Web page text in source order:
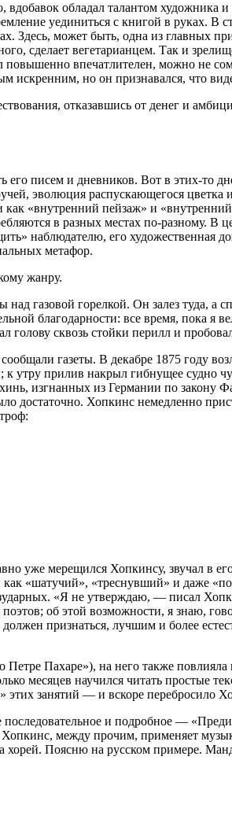
обладал талантом
уединиться с книгой в руках.
Здесь, может быть, одна из главных
сделает вегетарианцем. Так и
впечатлителен, можно не
искренним, но он признавался, что
отказавшись от денег и
писем и дневников. Вот в этих-то
эволюция распускающегося цветка
«внутренний пейзаж» и
в разных местах по-разному. В
наблюдателю, его художественная
метафор.
жанру.
над газовой горелкой. Он залез туда,
благодарности: все время, пока я
сквозь стойки перилл и
газеты. В декабре 1875 году
прилив накрыл гибнущее судно
изгнанных из Германии по закону
достаточно. Хопкинс немедленно
уже мерещился Хопкинсу, звучал в
«шатучий», «треснувший» и даже
«Я не утверждаю, — писал
об этой возможности, я знаю,
признаться, лучшим и более
Пахаре»), на него также
месяцев научился читать простые
этих занятий — и вскоре перебросило
и подробное —
между прочим, применяет
хорей. Поясню на русском примере.